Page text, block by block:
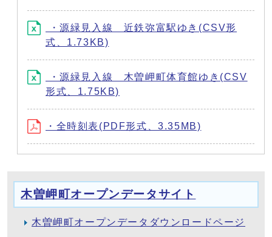
・源緑見入線 近鉄弥富駅ゆき(CSV形
式、1.73KB)
・源緑見入線 木曽岬町体育館ゆき(CSV
形式、1.75KB)
・全時刻表(PDF形式、3.35MB)
木曽岬町オープンデータサイト
木曽岬町オープンデータダウンロードページ